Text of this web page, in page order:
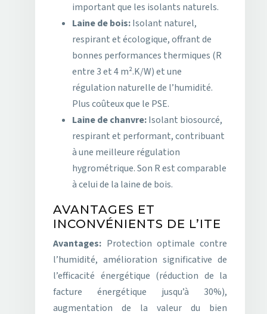
important que les isolants naturels.
Laine de bois:Isolant naturel,
respirant et écologique, offrant de
bonnes performances thermiques (R
entre 3 et 4 m².K/W) et une
régulation naturelle de l’humidité.
Plus coûteux que le PSE.
Laine de chanvre:Isolant biosourcé,
respirant et performant, contribuant
à une meilleure régulation
hygrométrique. Son R est comparable
à celui de la laine de bois.
AVANTAGES ET
INCONVÉNIENTS DE L’ITE
Avantages: Protection optimale contre
l’humidité, amélioration significative de
l’efficacité énergétique (réduction de la
facture énergétique jusqu’à 30%),
augmentation de la valeur du bien